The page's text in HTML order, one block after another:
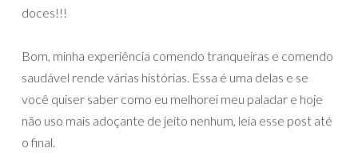
doces!!!
Bom, minha experiência comendo tranqueiras e comendo
saudável rende várias histórias. Essa é uma delas e se
você quiser saber como eu melhorei meu paladar e hoje
não uso mais adoçante de jeito nenhum, leia esse post até
o final.